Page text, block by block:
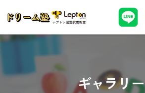
ギャラリー